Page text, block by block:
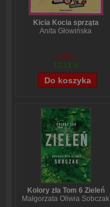
Kicia Kocia sprząta
Anita Głowińska
14,90 zł
12,12 zł
Kolory zła Tom 6 Zieleń
Małgorzata Oliwia Sobczak